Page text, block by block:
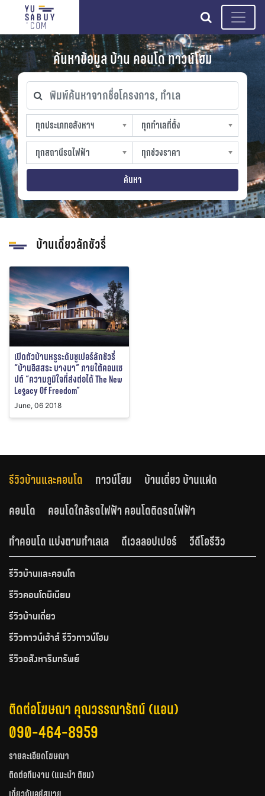
search
ค้นหาข้อมูล บ้าน คอนโด ทาวน์โฮม
พิมพ์ค้นหาจากชื่อโครงการ, ทำเล
ทุกประเภทอสังหาฯ
ทุกประเภทอสังหาฯ
sproperty
ทุกทำเลที่ตั้ง
ทุกทำเลที่ตั้ง
slocation
ทุกสถานีรถไฟฟ้า
ทุกสถานีรถไฟฟ้า
strain-station
ทุกช่วงราคา
ทุกช่วงราคา
sprice
ค้นหา
บ้านเดี่ยวลักชัวรี่
เปิดตัวบ้านหรูระดับซูเปอร์ลักชัวรี่
“บ้านอิสสระ บางนา” ภายใต้คอนเซ
ปต์ “ความภูมิใจที่ส่งต่อได้ The New
Legacy Of Freedom”
June, 06 2018
รีวิวบ้านและคอนโด ทาวน์โฮม
บ้านเดี่ยว บ้านแฝด
คอนโด
คอนโดใกล้รถไฟฟ้า คอนโดติดรถไฟฟ้า
ทำคอนโด แบ่งตามทำเลเล
ดีเวลลอปเปอร์ วีดีโอรีวิว
รีวิวบ้านและคอนโด
รีวิวคอนโดมิเนียม
รีวิวบ้านเดี่ยว
รีวิวทาวน์เฮ้าส์ รีวิวทาวน์โฮม
รีวิวอสังหาริมทรัพย์
ติดต่อโฆษณา คุณวรรณารัตน์ (แอน)
090-464-8959
รายละเอียดโฆษณา
ติดต่อทีมงาน (แนะนำ ติชม)